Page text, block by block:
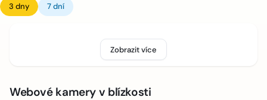
3 dny 7 dní
Zobrazit více
Webové kamery v blízkosti